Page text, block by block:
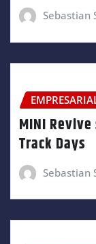
Sebastian
MINI
Track Days
Sebastian